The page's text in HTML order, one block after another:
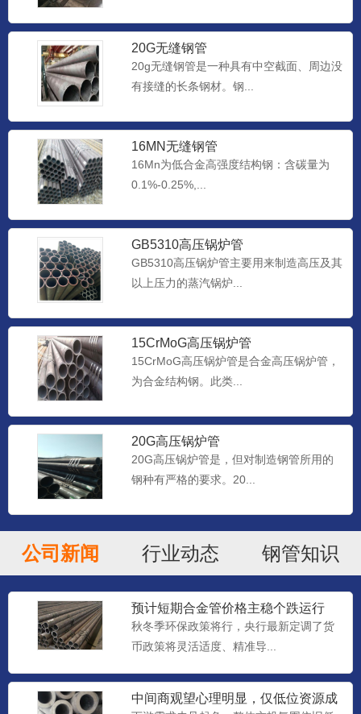
20G无缝钢管
20g无缝钢管是一种具有中空截面、周边没
有接缝的长条钢材。钢...
16MN无缝钢管
16Mn为低合金高强度结构钢：含碳量为
0.1%-0.25%,...
GB5310高压锅炉管
GB5310高压锅炉管主要用来制造高压及其
以上压力的蒸汽锅炉...
15CrMoG高压锅炉管
15CrMoG高压锅炉管是合金高压锅炉管，
为合金结构钢。此类...
20G高压锅炉管
20G高压锅炉管是，但对制造钢管所用的
钢种有严格的要求。20...
公司新闻 行业动态 钢管知识
预计短期合金管价格主稳个跌运行
秋冬季环保政策将行，央行最新定调了货
币政策将灵活适度、精准导...
中间商观望心理明显，仅低位资源成